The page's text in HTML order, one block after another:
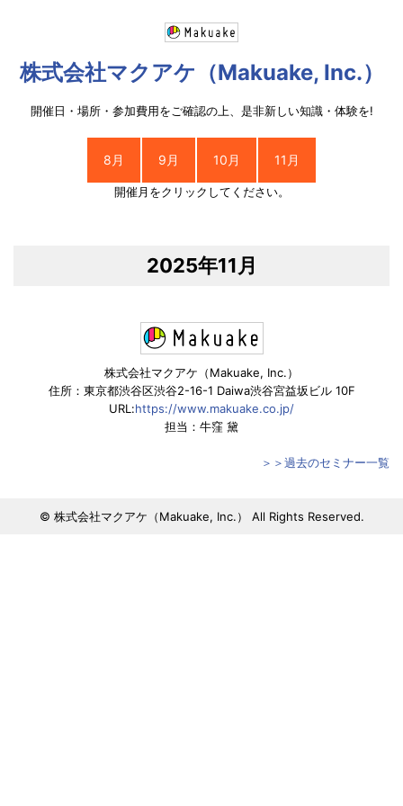
株式会社マクアケ（Makuake, Inc.）
開催日・場所・参加費用をご確認の上、是非新しい知識・体験を!
8月 9月 10月 11月
開催月をクリックしてください。
2025年11月
株式会社マクアケ（Makuake, Inc.）
住所：東京都渋谷区渋谷2-16-1 Daiwa渋谷宮益坂ビル 10F
URL:https://www.makuake.co.jp/
担当：牛窪 黛
＞＞過去のセミナー一覧
© 株式会社マクアケ（Makuake, Inc.） All Rights Reserved.